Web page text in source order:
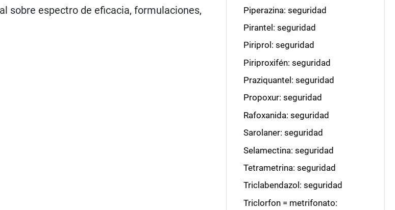
sobre espectro de eficacia, formulaciones,
Piperazina: seguridad
Pirantel: seguridad
Piriprol: seguridad
Piriproxifén: seguridad
Praziquantel: seguridad
Propoxur: seguridad
Rafoxanida: seguridad
Sarolaner: seguridad
Selamectina: seguridad
Tetrametrina: seguridad
Triclabendazol: seguridad
Triclorfon = metrifonato: